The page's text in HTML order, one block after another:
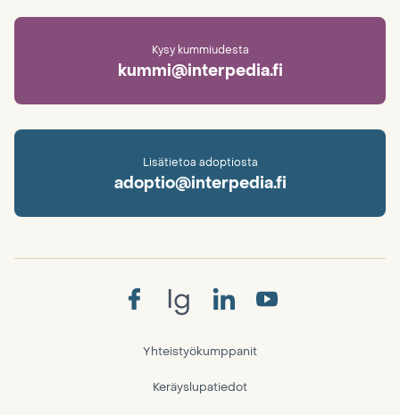
Kysy kummiudesta
kummi@interpedia.fi
Lisätietoa adoptiosta
adoptio@interpedia.fi
Ig
Yhteistyökumppanit
Keräyslupatiedot